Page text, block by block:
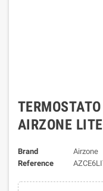
AIRZONE
Brand
Airzone
Reference